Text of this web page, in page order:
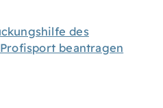
des
beantragen